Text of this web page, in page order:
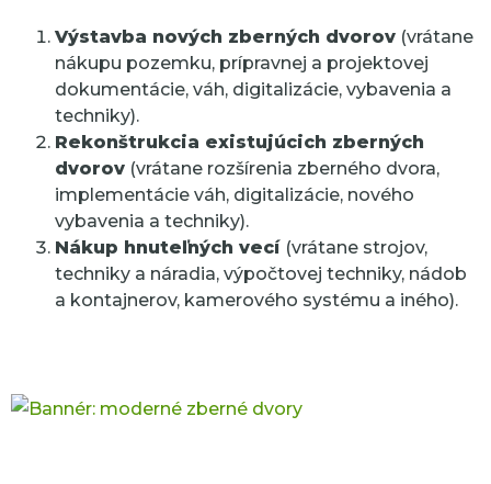
Výstavba nových zberných dvorov (vrátane
nákupu pozemku, prípravnej a projektovej
dokumentácie, váh, digitalizácie, vybavenia a
techniky).
Rekonštrukcia existujúcich zberných
dvorov (vrátane rozšírenia zberného dvora,
implementácie váh, digitalizácie, nového
vybavenia a techniky).
Nákup hnuteľných vecí (vrátane strojov,
techniky a náradia, výpočtovej techniky, nádob
a kontajnerov, kamerového systému a iného).